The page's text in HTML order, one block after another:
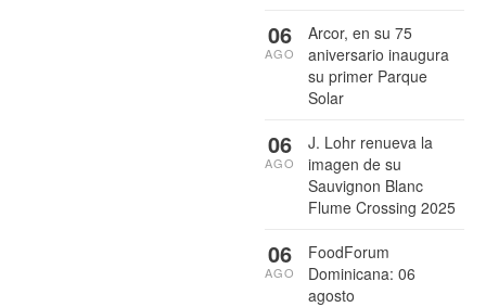
Arcor, en su 75
aniversario inaugura
su primer Parque
Solar
06
AGO
J. Lohr renueva la
imagen de su
Sauvignon Blanc
Flume Crossing 2025
06
AGO
FoodForum
Dominicana: 06
agosto
06
AGO